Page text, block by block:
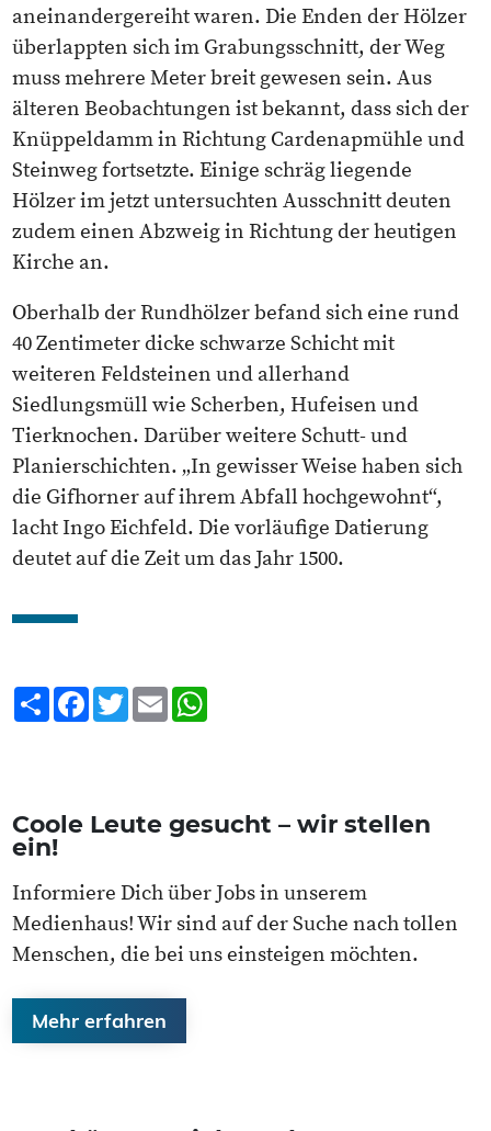
aneinandergereiht waren. Die Enden der Hölzer
überlappten sich im Grabungsschnitt, der Weg
muss mehrere Meter breit gewesen sein. Aus
älteren Beobachtungen ist bekannt, dass sich der
Knüppeldamm in Richtung Cardenapmühle und
Steinweg fortsetzte. Einige schräg liegende
Hölzer im jetzt untersuchten Ausschnitt deuten
zudem einen Abzweig in Richtung der heutigen
Kirche an.
Oberhalb der Rundhölzer befand sich eine rund
40 Zentimeter dicke schwarze Schicht mit
weiteren Feldsteinen und allerhand
Siedlungsmüll wie Scherben, Hufeisen und
Tierknochen. Darüber weitere Schutt- und
Planierschichten. „In gewisser Weise haben sich
die Gifhorner auf ihrem Abfall hochgewohnt“,
lacht Ingo Eichfeld. Die vorläufige Datierung
deutet auf die Zeit um das Jahr 1500.
TeilenFacebook
Twitter
EmailWhatsApp
Coole Leute gesucht – wir stellen
ein!
Informiere Dich über Jobs in unserem
Medienhaus! Wir sind auf der Suche nach tollen
Menschen, die bei uns einsteigen möchten.
Mehr erfahren